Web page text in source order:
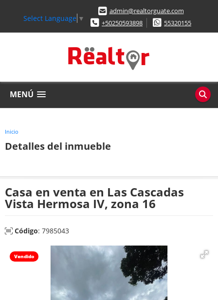
Select Language ▼
admin@realtorguate.com
+50250593898
55320155
MENÚ
Inicio
Detalles del inmueble
Casa en venta en Las Cascadas
Vista Hermosa IV, zona 16
Código: 7985043
Vendido